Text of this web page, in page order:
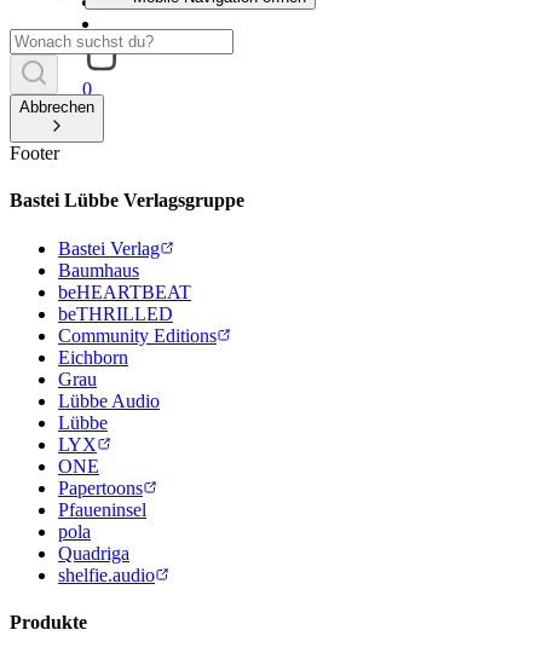
0
Abbrechen
Footer
Bastei Lübbe Verlagsgruppe
Bastei Verlag
Baumhaus
beHEARTBEAT
beTHRILLED
Community Editions
Eichborn
Grau
Lübbe Audio
Lübbe
LYX
ONE
Papertoons
Pfaueninsel
pola
Quadriga
shelfie.audio
Produkte